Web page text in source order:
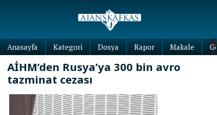
Anasayfa Kategori Dosya Rapor Makale
AİHM’den Rusya’ya 300 bin avro
tazminat cezası